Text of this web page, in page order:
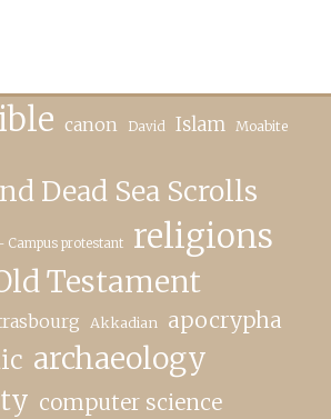
canon David Islam Moabite
Dead Sea Scrolls
Campus protestant religions
Testament
Akkadian apocrypha
archaeology
computer science